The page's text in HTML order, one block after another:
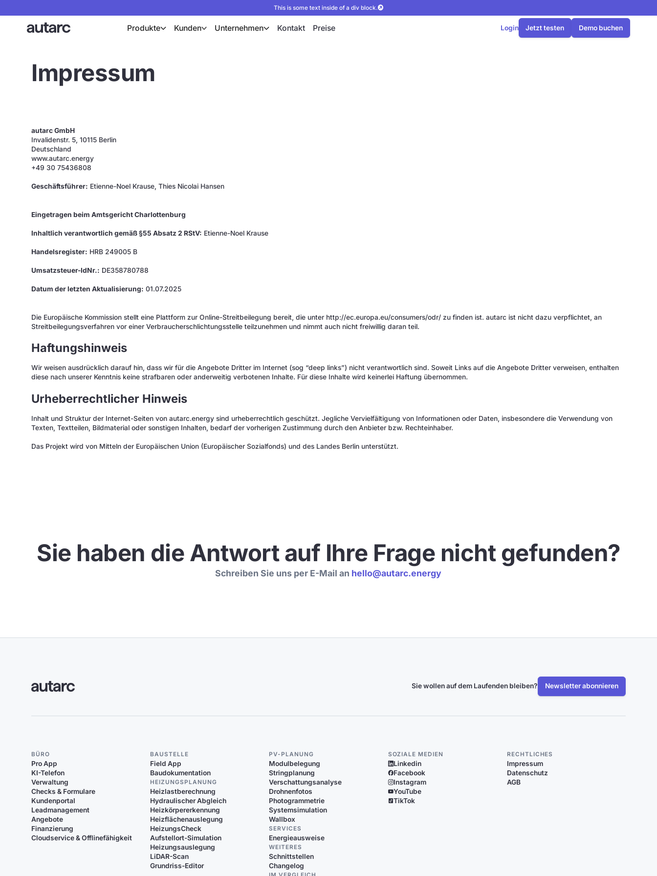
This is some text inside of a div block.
Produkte Kunden Unternehmen Kontakt Preise Login Jetzt testen Demo buchen
Impressum
autarc GmbH
Invalidenstr. 5, 10115 Berlin
Deutschland
www.autarc.energy
+49 30 75436808
Geschäftsführer: Etienne-Noel Krause, Thies Nicolai Hansen
Eingetragen beim Amtsgericht Charlottenburg
Inhaltlich verantwortlich gemäß §55 Absatz 2 RStV: Etienne-Noel Krause
Handelsregister: HRB 249005 B
Umsatzsteuer-IdNr.: DE358780788
Datum der letzten Aktualisierung: 01.07.2025
Die Europäische Kommission stellt eine Plattform zur Online-Streitbeilegung bereit, die unter http://ec.europa.eu/consumers/odr/ zu finden ist. autarc ist nicht dazu verpflichtet, an
Streitbeilegungsverfahren vor einer Verbraucherschlichtungsstelle teilzunehmen und nimmt auch nicht freiwillig daran teil.
Haftungshinweis
Wir weisen ausdrücklich darauf hin, dass wir für die Angebote Dritter im Internet (sog “deep links”) nicht verantwortlich sind. Soweit Links auf die Angebote Dritter verweisen, enthalten
diese nach unserer Kenntnis keine strafbaren oder anderweitig verbotenen Inhalte. Für diese Inhalte wird keinerlei Haftung übernommen.
Urheberrechtlicher Hinweis
Inhalt und Struktur der Internet-Seiten von autarc.energy sind urheberrechtlich geschützt. Jegliche Vervielfältigung von Informationen oder Daten, insbesondere die Verwendung von
Texten, Textteilen, Bildmaterial oder sonstigen Inhalten, bedarf der vorherigen Zustimmung durch den Anbieter bzw. Rechteinhaber.
Das Projekt wird von Mitteln der Europäischen Union (Europäischer Sozialfonds) und des Landes Berlin unterstützt.
Sie haben die Antwort auf Ihre Frage nicht gefunden?
Schreiben Sie uns per E-Mail an hello@autarc.energy
Sie wollen auf dem Laufenden bleiben? Newsletter abonnieren
BÜRO
Pro App
KI-Telefon
Verwaltung
Checks & Formulare
Kundenportal
Leadmanagement
Angebote
Finanzierung
Cloudservice & Offlinefähigkeit
BAUSTELLE
Field App
Baudokumentation
HEIZUNGSPLANUNG
Heizlastberechnung
Hydraulischer Abgleich
Heizkörpererkennung
Heizflächenauslegung
HeizungsCheck
Aufstellort-Simulation
Heizungsauslegung
LiDAR-Scan
Grundriss-Editor
PV-PLANUNG
Modulbelegung
Stringplanung
Verschattungsanalyse
Drohnenfotos
Photogrammetrie
Systemsimulation
Wallbox
SERVICES
Energieausweise
WEITERES
Schnittstellen
Changelog
SOZIALE MEDIEN
Linkedin
Facebook
Instagram
YouTube
TikTok
RECHTLICHES
Impressum
Datenschutz
AGB